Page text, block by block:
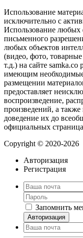
Использование
исключительно с
Использование любых
письменного
любых объектов
(видео, фото,
т.д.) на сайте
имеющим
размещении
предоставляет
воспроизведение,
произведений, а
доведение их до
официальных
Copyright © 2020-2026
Авторизация
Регистрация
Запомнить
Авторизация